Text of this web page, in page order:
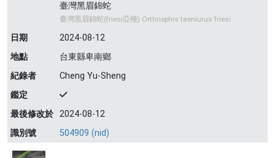
臺灣黑眉錦蛇
臺灣黑眉錦蛇(friesi亞種) Orthriophis taeniurus friesi
日期
2024-08-12
地點
台東縣卑南鄉
紀錄者
Cheng Yu-Sheng
鑑定
最後修改於 2024-08-12
識別號
504909 (nid)